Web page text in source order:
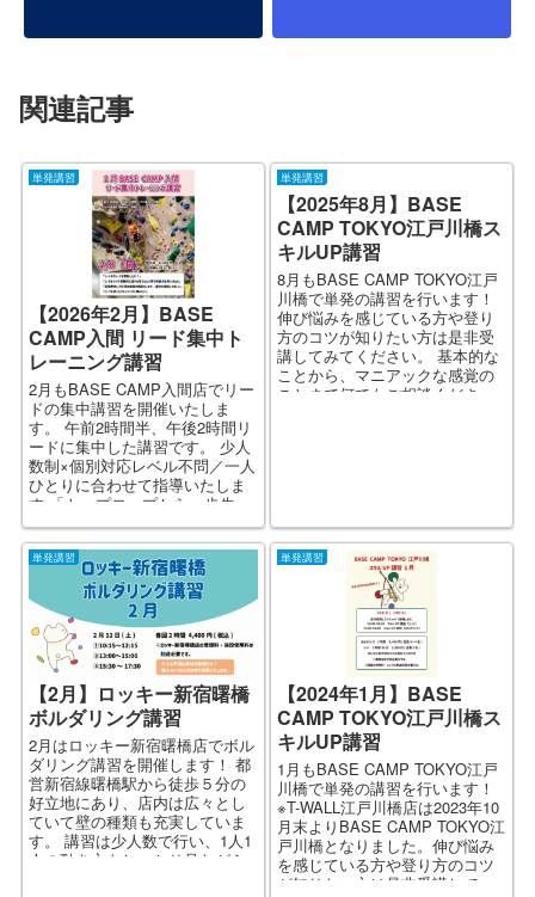
関連記事
単発講習
【2026年2月】BASE
CAMP入間 リード集中ト
レーニング講習
2月もBASE CAMP入間店でリー
ドの集中講習を開催いたしま
す。 午前2時間半、午後2時間リ
ードに集中した講習です。 少人
数制×個別対応レベル不問／一人
ひとりに合わせて指導いたしま
す 「トップロープから一歩先
へ...
単発講習
【2025年8月】BASE
CAMP TOKYO江戸川橋ス
キルUP講習
8月もBASE CAMP TOKYO江戸
川橋で単発の講習を行います！
伸び悩みを感じている方や登り
方のコツが知りたい方は是非受
講してみてください。 基本的な
ことから、マニアックな感覚の
ことまで何でもご相談くださ
単発講習
【2月】ロッキー新宿曙橋
ボルダリング講習
2月はロッキー新宿曙橋店でボル
ダリング講習を開催します！ 都
営新宿線曙橋駅から徒歩５分の
好立地にあり、店内は広々とし
ていて壁の種類も充実していま
す。 講習は少人数で行い、1人1
人の動き方をしっかり見ながら
単発講習
【2024年1月】BASE
CAMP TOKYO江戸川橋ス
キルUP講習
1月もBASE CAMP TOKYO江戸
川橋で単発の講習を行います！
※T-WALL江戸川橋店は2023年10
月末よりBASE CAMP TOKYO江
戸川橋となりました。伸び悩み
を感じている方や登り方のコツ
が知りたい方は是非受講して...